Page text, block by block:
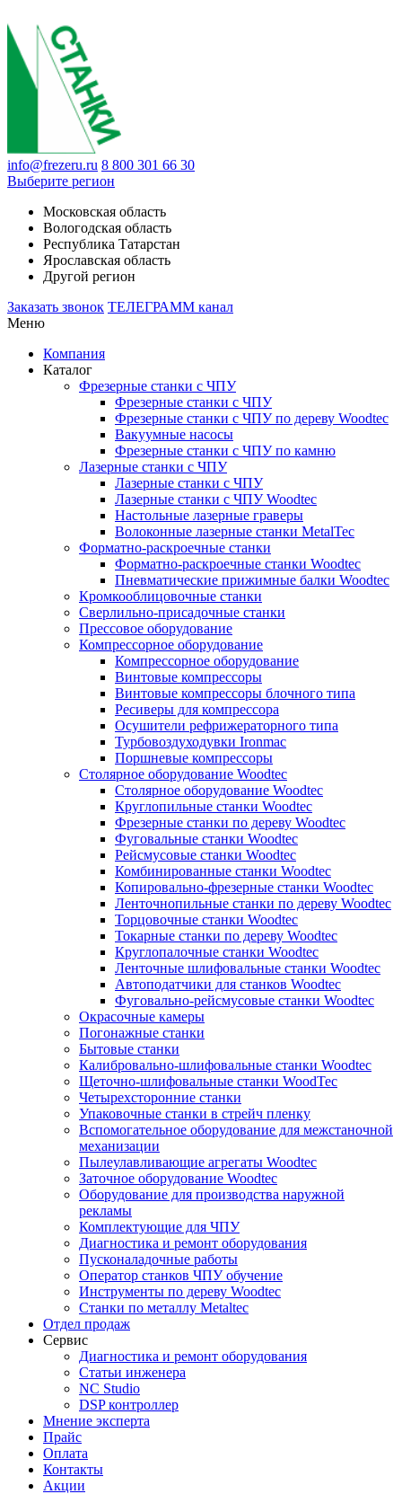
info@frezeru.ru 8 800 301 66 30
Выберите регион
Московская область
Вологодская область
Республика Татарстан
Ярославская область
Другой регион
Заказать звонок ТЕЛЕГРАММ канал
Меню
Компания
Каталог
Фрезерные станки с ЧПУ
Фрезерные станки с ЧПУ
Фрезерные станки с ЧПУ по дереву Woodtec
Вакуумные насосы
Фрезерные станки с ЧПУ по камню
Лазерные станки с ЧПУ
Лазерные станки с ЧПУ
Лазерные станки с ЧПУ Woodtec
Настольные лазерные граверы
Волоконные лазерные станки MetalTec
Форматно-раскроечные станки
Форматно-раскроечные станки Woodtec
Пневматические прижимные балки Woodtec
Кромкооблицовочные станки
Сверлильно-присадочные станки
Прессовое оборудование
Компрессорное оборудование
Компрессорное оборудование
Винтовые компрессоры
Винтовые компрессоры блочного типа
Ресиверы для компрессора
Осушители рефрижераторного типа
Турбовоздуходувки Ironmac
Поршневые компрессоры
Столярное оборудование Woodtec
Столярное оборудование Woodtec
Круглопильные станки Woodtec
Фрезерные станки по дереву Woodtec
Фуговальные станки Woodtec
Рейсмусовые станки Woodtec
Комбинированные станки Woodtec
Копировально-фрезерные станки Woodtec
Ленточнопильные станки по дереву Woodtec
Торцовочные станки Woodtec
Токарные станки по дереву Woodtec
Круглопалочные станки Woodtec
Ленточные шлифовальные станки Woodtec
Автоподатчики для станков Woodtec
Фуговально-рейсмусовые станки Woodtec
Окрасочные камеры
Погонажные станки
Бытовые станки
Калибровально-шлифовальные станки Woodtec
Щеточно-шлифовальные станки WoodTec
Четырехсторонние станки
Упаковочные станки в стрейч пленку
Вспомогательное оборудование для межстаночной
механизации
Пылеулавливающие агрегаты Woodtec
Заточное оборудование Woodtec
Оборудование для производства наружной
рекламы
Комплектующие для ЧПУ
Диагностика и ремонт оборудования
Пусконаладочные работы
Оператор станков ЧПУ обучение
Инструменты по дереву Woodtec
Станки по металлу Metaltec
Отдел продаж
Сервис
Диагностика и ремонт оборудования
Статьи инженера
NC Studio
DSP контроллер
Мнение эксперта
Прайс
Оплата
Контакты
Акции